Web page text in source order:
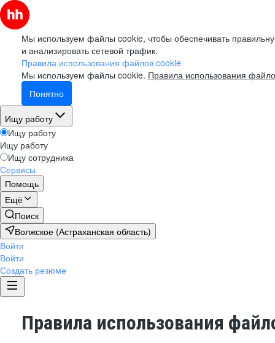
Мы используем файлы cookie, чтобы обеспечивать
и анализировать сетевой трафик.
Правила использования файлов cookie
Мы используем файлы cookie. Правила использования
Понятно
Ищу работу
Ищу работу
Ищу работу
Ищу сотрудника
Сервисы
Помощь
Ещё
Поиск
Волжское (Астраханская область)
Войти
Войти
Создать резюме
Правила использования